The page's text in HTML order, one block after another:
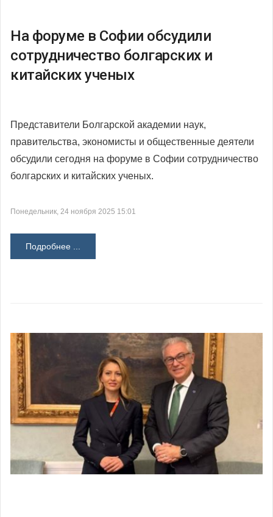
На форуме в Софии обсудили
сотрудничество болгарских и
китайских ученых
Представители Болгарской академии наук,
правительства, экономисты и общественные деятели
обсудили сегодня на форуме в Софии сотрудничество
болгарских и китайских ученых.
Понедельник, 24 ноября 2025 15:01
Подробнее ...